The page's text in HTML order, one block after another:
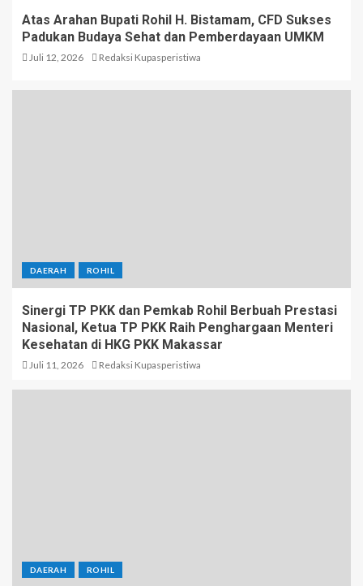
Atas Arahan Bupati Rohil H. Bistamam, CFD Sukses
Padukan Budaya Sehat dan Pemberdayaan UMKM
Juli 12, 2026 Redaksi Kupasperistiwa
DAERAH ROHIL
Sinergi TP PKK dan Pemkab Rohil Berbuah Prestasi
Nasional, Ketua TP PKK Raih Penghargaan Menteri
Kesehatan di HKG PKK Makassar
Juli 11, 2026 Redaksi Kupasperistiwa
DAERAH ROHIL